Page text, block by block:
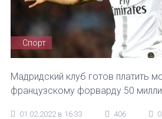
Спорт
Мадридский клуб готов платить
французскому форварду 50
01.02.2022 в 16:33 406 0